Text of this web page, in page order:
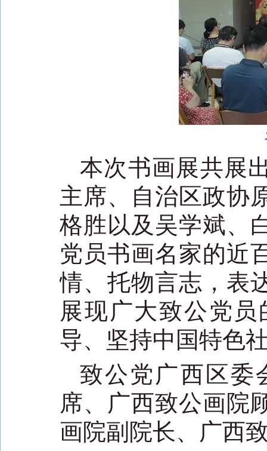
本次书画展共展
主席、自治区政协
格胜以及吴学斌、
党员书画名家的近
情、托物言志，表
展现广大致公党
导、坚持中国特色
致公党广西区委
席、广西致公画院
画院副院长、广西